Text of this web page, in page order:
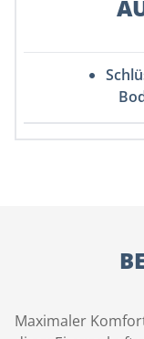
Maximaler